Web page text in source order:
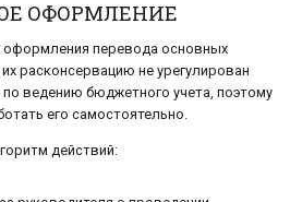
ОФОРМЛЕНИЕ
перевода основных
расконсервацию не урегулирован
ведению бюджетного учета, поэтому
его самостоятельно.
действий: